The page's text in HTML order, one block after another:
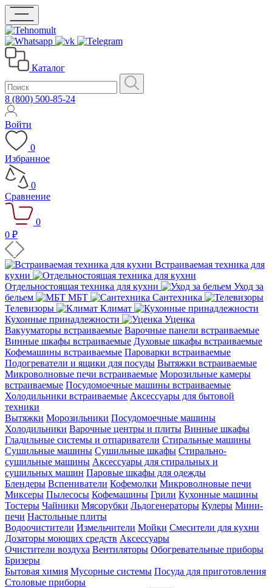
Каталог
8 (800) 500-85-24
Войти
0
Избранное
0
Сравнение
0
0 ₽
Встраиваемая техника для
кухни
Отдельностоящая техника для кухни
Уход за
бельем
МБТ
Сантехника
Телевизоры
Климат
Кухонные принадлежности
Уценка
Вакууматоры встраиваемые Варочные панели встраиваемые
Винные шкафы встраиваемые Духовые шкафы встраиваемые
Кофемашины встраиваемые Пароварки встраиваемые
Подогреватели и ящики для посуды Вытяжки встраиваемые
Микроволновые печи встраиваемые Морозильные камеры
встраиваемые Посудомоечные машины встраиваемые
Холодильники встраиваемые Аксессуары для бытовой
техники
Вытяжки Морозильники Посудомоечные машины
Холодильники Варочные центры и плиты Винные шкафы
Гладильные системы и отпариватели Стиральные машины
Сушильные машины Сушильные шкафы Стирально-
сушильные машины Аксессуары для стиральных и
сушильных машин Паровые шкафы для одежды
Блендеры Вспениватели Кофемолки Микроволновые печи
Миксеры Пылесосы Кофемашины Грили Кухонные машины
Тостеры Чайники Мясорубки Льдогенераторы Кулеры Мини-
печи Настольные плиты
Водоочистители Измельчители Мойки Смесители для кухни
Дозаторы моющих средств Аксессуары
Очистители воздуха Вентиляторы Обогревательные приборы
Бризеры
Бытовая химия Мусорные системы Посуда для приготовления
Столовые приборы